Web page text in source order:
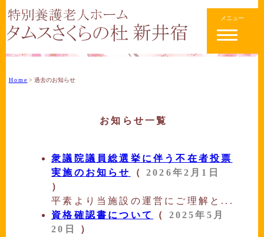
メニュー
Home >過去のお知らせ
お知らせ一覧
衆議院議員総選挙に伴う不在者投票
実施のお知らせ
（2026年2月1日
）
平素より当施設の運営にご理解と...
資格確認書について
（ 2025年5月
20日
）